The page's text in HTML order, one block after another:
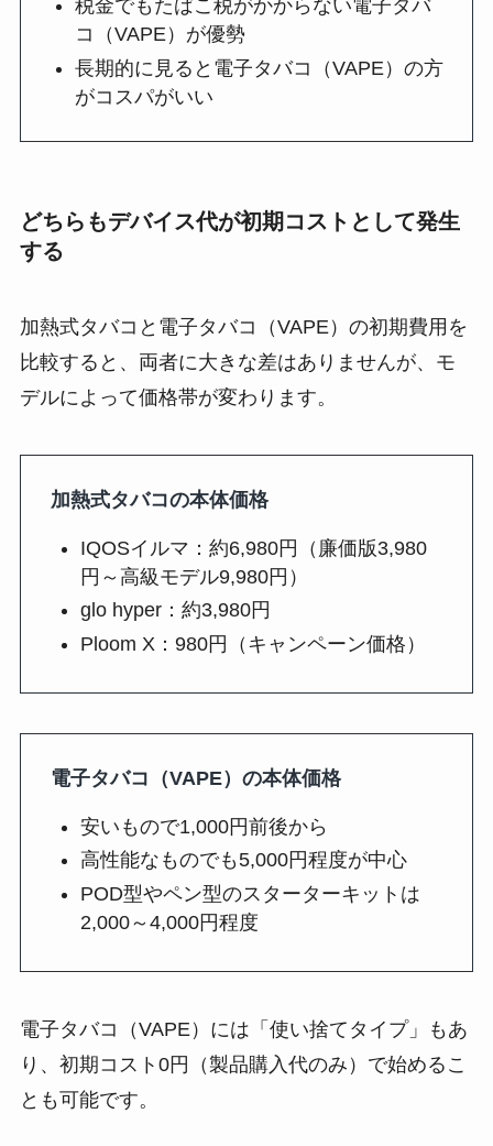
税金でもたばこ税がかからない電子タバ
コ（VAPE）が優勢
長期的に見ると電子タバコ（VAPE）の方
がコスパがいい
どちらもデバイス代が初期コストとして発生
する
加熱式タバコと電子タバコ（VAPE）の初期費用を
比較すると、両者に大きな差はありませんが、モ
デルによって価格帯が変わります。
加熱式タバコの本体価格
IQOSイルマ：約6,980円（廉価版3,980
円～高級モデル9,980円）
glo hyper：約3,980円
Ploom X：980円（キャンペーン価格）
電子タバコ（VAPE）の本体価格
安いもので1,000円前後から
高性能なものでも5,000円程度が中心
POD型やペン型のスターターキットは
2,000～4,000円程度
電子タバコ（VAPE）には「使い捨てタイプ」もあ
り、初期コスト0円（製品購入代のみ）で始めるこ
とも可能です。